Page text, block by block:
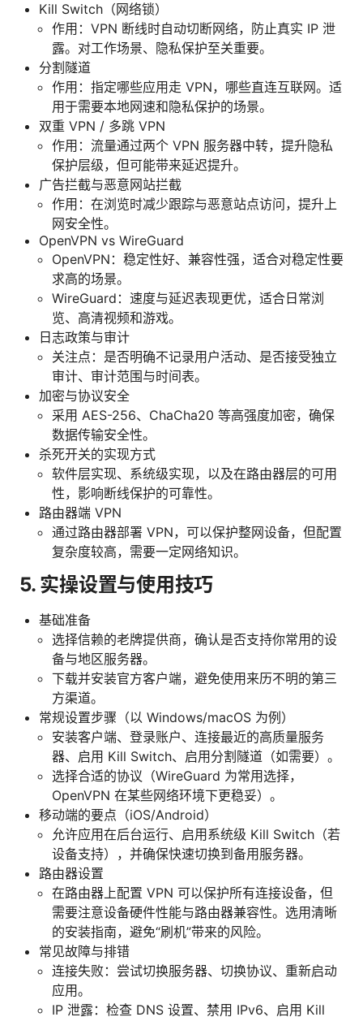
Kill Switch（网络锁）
作用：VPN 断线时自动切断网络，防止真实 IP 泄
露。对工作场景、隐私保护至关重要。
分割隧道
作用：指定哪些应用走 VPN，哪些直连互联网。适
用于需要本地网速和隐私保护的场景。
双重 VPN / 多跳 VPN
作用：流量通过两个 VPN 服务器中转，提升隐私
保护层级，但可能带来延迟提升。
广告拦截与恶意网站拦截
作用：在浏览时减少跟踪与恶意站点访问，提升上
网安全性。
OpenVPN vs WireGuard
OpenVPN：稳定性好、兼容性强，适合对稳定性要
求高的场景。
WireGuard：速度与延迟表现更优，适合日常浏
览、高清视频和游戏。
日志政策与审计
关注点：是否明确不记录用户活动、是否接受独立
审计、审计范围与时间表。
加密与协议安全
采用 AES-256、ChaCha20 等高强度加密，确保
数据传输安全性。
杀死开关的实现方式
软件层实现、系统级实现，以及在路由器层的可用
性，影响断线保护的可靠性。
路由器端 VPN
通过路由器部署 VPN，可以保护整网设备，但配置
复杂度较高，需要一定网络知识。
5. 实操设置与使用技巧
基础准备
选择信赖的老牌提供商，确认是否支持你常用的设
备与地区服务器。
下载并安装官方客户端，避免使用来历不明的第三
方渠道。
常规设置步骤（以 Windows/macOS 为例）
安装客户端、登录账户、连接最近的高质量服务
器、启用 Kill Switch、启用分割隧道（如需要）。
选择合适的协议（WireGuard 为常用选择，
OpenVPN 在某些网络环境下更稳妥）。
移动端的要点（iOS/Android）
允许应用在后台运行、启用系统级 Kill Switch（若
设备支持），并确保快速切换到备用服务器。
路由器设置
在路由器上配置 VPN 可以保护所有连接设备，但
需要注意设备硬件性能与路由器兼容性。选用清晰
的安装指南，避免“刷机”带来的风险。
常见故障与排错
连接失败：尝试切换服务器、切换协议、重新启动
应用。
IP 泄露：检查 DNS 设置、禁用 IPv6、启用 Kill